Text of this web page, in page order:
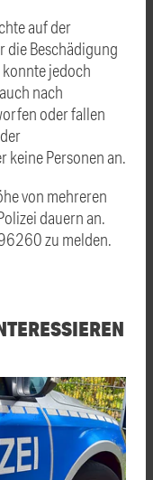
auf der
die Beschädigung
jedoch
nach
oder fallen
keine Personen an.
von mehreren
dauern an.
zu melden.